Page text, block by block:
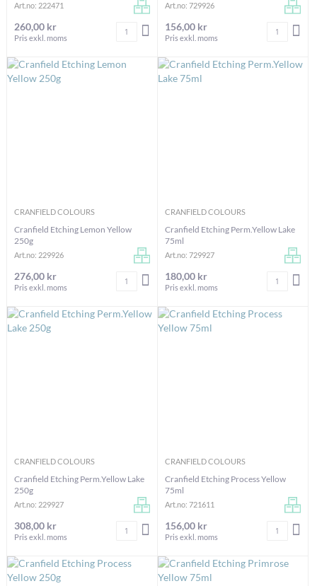
Art.no: 222471
260,00 kr
Pris exkl. moms
Antal LÄGG I VARUKORGEN
Art.no: 729926
156,00 kr
Pris exkl. moms
Antal
CRANFIELD COLOURS
Cranfield Etching Lemon Yellow
250g
Art.no: 229926
276,00 kr
Pris exkl. moms
Antal LÄGG I VARUKORGEN
CRANFIELD COLOURS
Cranfield Etching Perm.Yellow Lake
75ml
Art.no: 729927
180,00 kr
Pris exkl. moms
Antal
CRANFIELD COLOURS
Cranfield Etching Perm.Yellow Lake
250g
Art.no: 229927
308,00 kr
Pris exkl. moms
Antal LÄGG I VARUKORGEN
CRANFIELD COLOURS
Cranfield Etching Process Yellow
75ml
Art.no: 721611
156,00 kr
Pris exkl. moms
Antal